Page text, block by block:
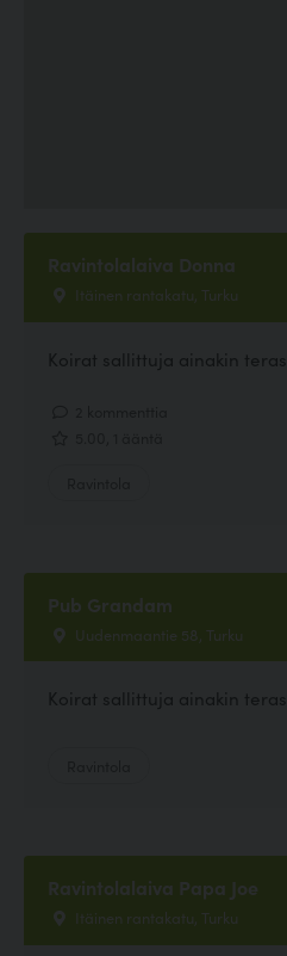
Ravintolalaiva Donna
Itäinen rantakatu, Turku
Koirat sallittuja ainakin
Pub Grandam
Uudenmaantie 58, Turku
Koirat sallittuja ainakin
Ravintolalaiva Papa Joe
Itäinen rantakatu, Turku